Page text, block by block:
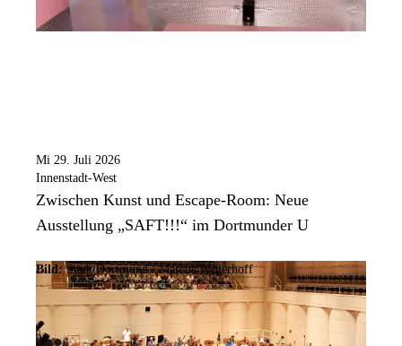
Mi 29. Juli 2026
Innenstadt-West
Zwischen Kunst und Escape-Room: Neue
Ausstellung „SAFT!!!“ im Dortmunder U
Bild: Stadt Dortmund / Marcus Wegerhoff